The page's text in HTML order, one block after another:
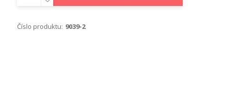
Číslo produktu: 9039-2